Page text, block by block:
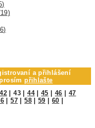
a přihlášení
přihlašte
42 |43|44|45 46
47
|57 |58|59 |60